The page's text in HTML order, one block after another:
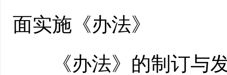
面实施《办法》
《办法》的制订与发